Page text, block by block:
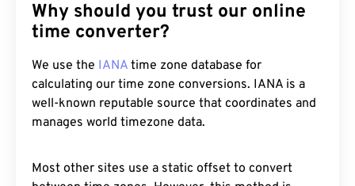
Why should you trust our online
time converter?
We use the IANA time zone database for
calculating our time zone conversions. IANA is a
well-known reputable source that coordinates and
manages world timezone data.
Most other sites use a static offset to convert